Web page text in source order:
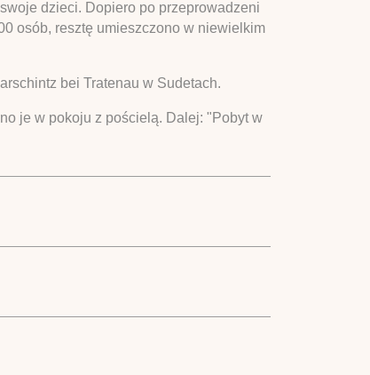
dzieci. Dopiero po przeprowadzeni
osób, resztę umieszczono w niewielkim
bei Tratenau w Sudetach.
je w pokoju z pościelą. Dalej: "Pobyt w